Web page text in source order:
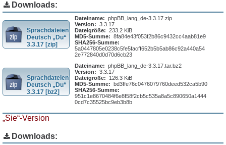
Downloads:
Sprachdateien
Deutsch „Du“
3.3.17 [zip]
Dateiname: phpBB_lang_de-3.3.17.zip
Version: 3.3.17
Dateigröße: 233.2 KiB
MD5-Summe: 8fa84e43f053f2b86c9432cc4aab81e9
SHA256-Summe:
5a0447805e0238c5fe5facff652b5b5ab86c92a440a54
2e772840d0d70d6cb23
Sprachdateien
Deutsch „Du“
3.3.17 [bz2]
Dateiname: phpBB_lang_de-3.3.17.tar.bz2
Version: 3.3.17
Dateigröße:
126.3 KiB
MD5-Summe: bd3ffe76c0476079760deed532ca5b90
SHA256-Summe:
951c1e8670484f6e8f58f2cb5c535a8a5c890650a1444
0cd7c35525bc9eb3b8b
„Sie“-Version
Downloads: